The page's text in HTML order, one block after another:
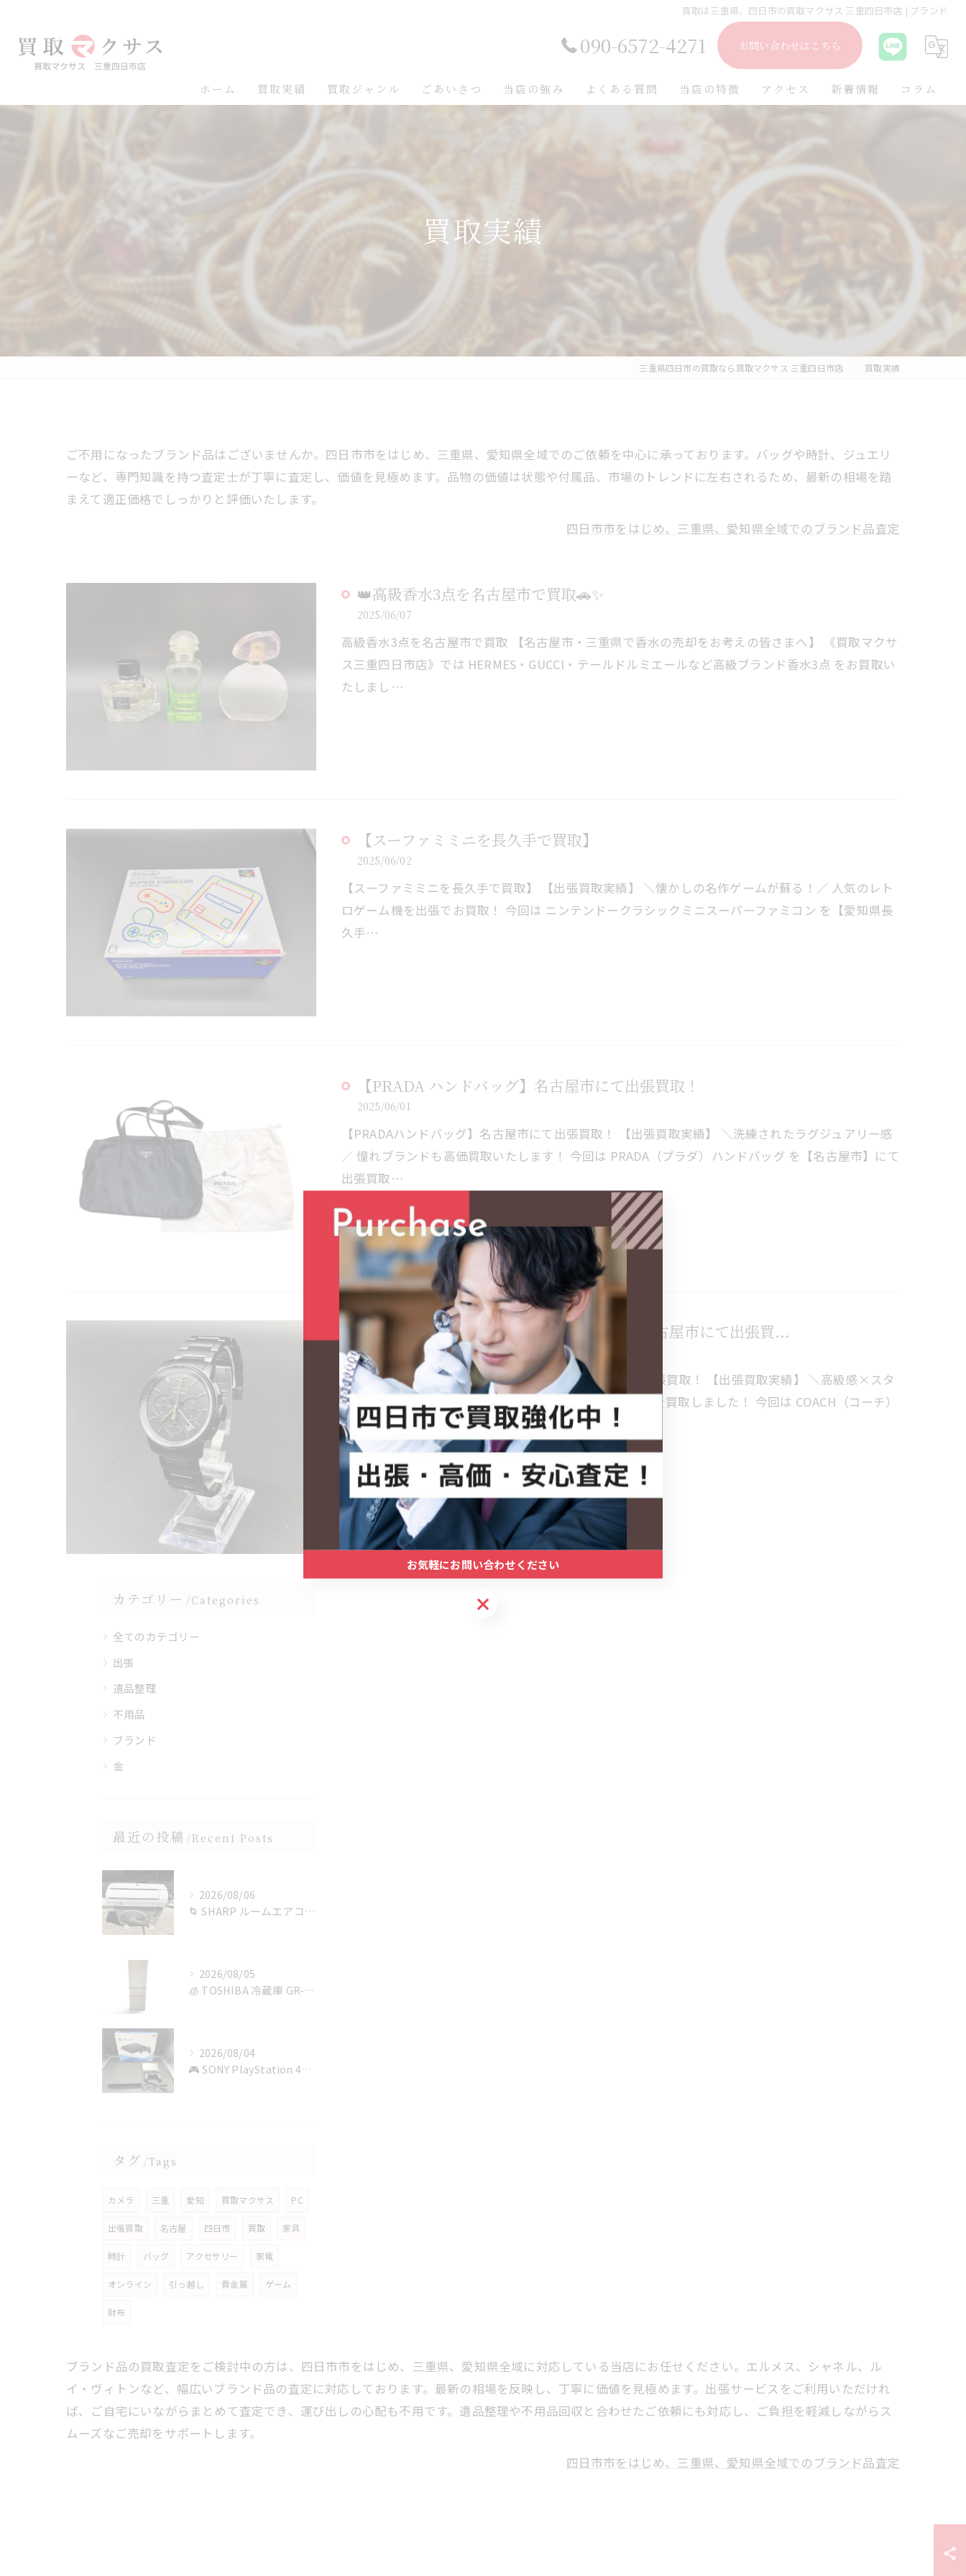
買取は三重県、四日市の買取マクサス 三重四日市店 | ブランド
090-6572-4271 お問い合わせはこちら
ホーム 買取実績 買取ジャンル ごあいさつ 当店の強み よくある質問 当店の特徴
遺品整理
アクセス 新着情報 コラム
買取実績
三重県四日市の買取なら買取マクサス 三重四日市店 買取実績
ご不用になったブランド品はございませんか。四日市市をはじめ、三重県、愛知県全域でのご依頼を中心に承っております。バッグや時計、ジュエリ
ーなど、専門知識を持つ査定士が丁寧に査定し、価値を見極めます。品物の価値は状態や付属品、市場のトレンドに左右されるため、最新の相場を踏
まえて適正価格でしっかりと評価いたします。
四日市市をはじめ、三重県、愛知県全域でのブランド品査定
👑高級香水3点を名古屋市で買取🚗✨
2025/06/07
高級香水3点を名古屋市で買取 【名古屋市・三重県で香水の売却をお考えの皆さまへ】 《買取マクサ
ス三重四日市店》では HERMES・GUCCI・テールドルミエールなど高級ブランド香水3点 をお買取い
たしまし…
【スーファミミニを長久手で買取】
2025/06/02
【スーファミミニを長久手で買取】 【出張買取実績】 ＼懐かしの名作ゲームが蘇る！／ 人気のレト
ロゲーム機を出張でお買取！ 今回は ニンテンドークラシックミニスーパーファミコン を【愛知県長
久手…
【PRADA ハンドバッグ】名古屋市にて出張買取！
2025/06/01
【PRADAハンドバッグ】名古屋市にて出張買取！ 【出張買取実績】 ＼洗練されたラグジュアリー感
／ 憧れブランドも高価買取いたします！ 今回は PRADA（プラダ）ハンドバッグ を【名古屋市】にて
出張買取…
【COACH メンズウォッチ（ブラック）】名古屋市にて出張買...
2025/05/30
【COACHメンズウォッチ（ブラック）】名古屋市にて出張買取！ 【出張買取実績】 ＼高級感×スタ
イリッシュデザイン／ 大人の手元に映える人気ウォッチを買取しました！ 今回は COACH（コーチ）
メンズ腕時…
カテゴリー Categories
全てのカテゴリー
出張
遺品整理
不用品
ブランド
金
最近の投稿 Recent Posts
2026/08/06
🌀 SHARP ルームエアコンを四日市で買取✨
2026/08/05
🧊 TOSHIBA 冷蔵庫 GR-T36SVを鈴鹿市で買取✨
2026/08/04
🎮 SONY PlayStation 4を四日市で買取✨
タグ Tags
カメラ 三重 愛知 買取マクサス PC
出張買取 名古屋 四日市 買取 家具
時計 バッグ アクセサリー 家電
オンライン 引っ越し 貴金属 ゲーム
財布
ブランド品の買取査定をご検討中の方は、四日市市をはじめ、三重県、愛知県全域に対応している当店にお任せください。エルメス、シャネル、ル
イ・ヴィトンなど、幅広いブランド品の査定に対応しております。最新の相場を反映し、丁寧に価値を見極めます。出張サービスをご利用いただけれ
ば、ご自宅にいながらまとめて査定でき、運び出しの心配も不用です。遺品整理や不用品回収と合わせたご依頼にも対応し、ご負担を軽減しながらス
ムーズなご売却をサポートします。
四日市市をはじめ、三重県、愛知県全域でのブランド品査定
お気軽にお問い合わせください
お気軽にお問い合わせください